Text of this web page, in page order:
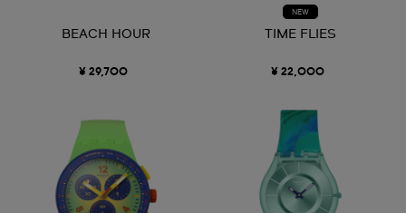
BEACH HOUR
¥ 29,700
NEW
TIME FLIES
¥ 22,000